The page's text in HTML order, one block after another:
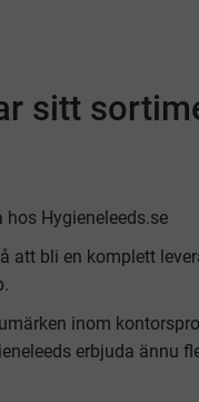
sitt
Hygieneleeds.se
att bli en komplett
inom
erbjuda ännu